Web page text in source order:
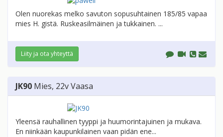
Olen nuorekas melko savuton sopusuhtainen 185/85 vapaa
mies H. gistä. Ruskeasilmäinen ja tukkainen. ...
Liity ja ota yhteyttä
JK90 Mies, 22vVaasa
Yleensä rauhallinen tyyppi ja huumorintajuinen ja mukava.
En niinkään kaupunkilainen vaan pidän ene...